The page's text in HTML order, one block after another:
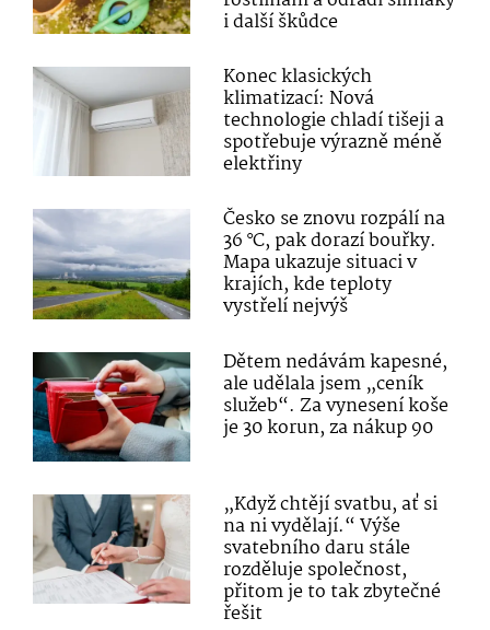
i další škůdce
Konec klasických
klimatizací: Nová
technologie chladí tišeji a
spotřebuje výrazně méně
elektřiny
Česko se znovu rozpálí na
36 °C, pak dorazí bouřky.
Mapa ukazuje situaci v
krajích, kde teploty
vystřelí nejvýš
Dětem nedávám kapesné,
ale udělala jsem „ceník
služeb“. Za vynesení koše
je 30 korun, za nákup 90
„Když chtějí svatbu, ať si
na ni vydělají.“ Výše
svatebního daru stále
rozděluje společnost,
přitom je to tak zbytečné
řešit